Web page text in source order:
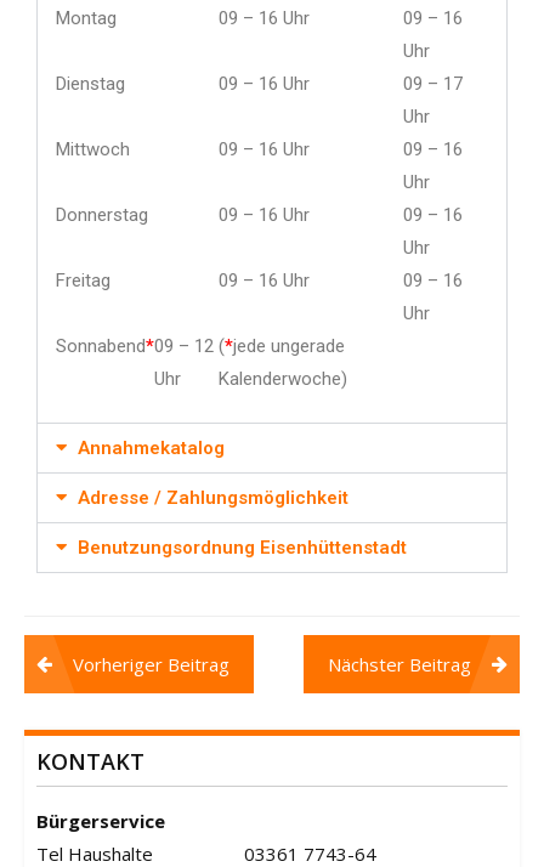
Montag
09 – 16 Uhr
09 – 16
Uhr
Dienstag
09 – 16 Uhr
09 – 17
Uhr
Mittwoch
09 – 16 Uhr
09 – 16
Uhr
Donnerstag
09 – 16 Uhr
09 – 16
Uhr
Freitag
09 – 16 Uhr
09 – 16
Uhr
Sonnabend*09 – 12
Uhr
(*jede ungerade
Kalenderwoche)
Annahmekatalog
Adresse / Zahlungsmöglichkeit
Benutzungsordnung Eisenhüttenstadt
Vorheriger Beitrag Nächster Beitrag
KONTAKT
Bürgerservice
Tel Haushalte
03361 7743-64